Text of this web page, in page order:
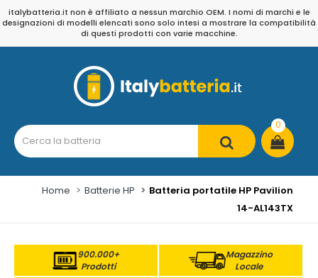
italybatteria.it non è affiliato a nessun marchio OEM. I nomi di marchi e le
designazioni di modelli elencati sono solo intesi a mostrare la compatibilità
di questi prodotti con varie macchine.
0
Home Batterie HP
Batteria portatile HP Pavilion
14-AL143TX
900.000+
Prodotti
Magazzino
Locale